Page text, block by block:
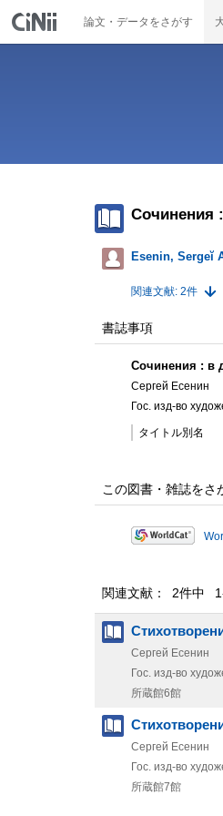
論文・データをさがす
Сочинения
Esenin, Sergeĭ
関連文献: 2件
書誌事項
Сочинения : в
Сергей Есенин
Гос. изд-во
タイトル別名
この図書・雑誌をさ
関連文献： 2件中
Сергей Есенин
Гос. изд-во
所蔵館6館
Сергей Есенин
Гос. изд-во
所蔵館7館